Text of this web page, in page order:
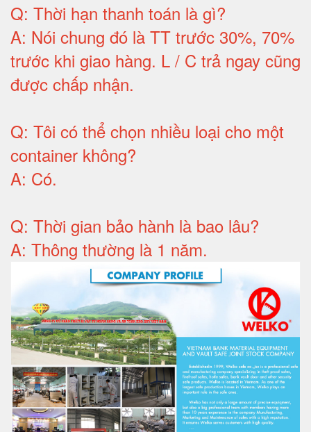
Q: Thời hạn thanh toán là gì?
A: Nói chung đó là TT trước 30%, 70%
trước khi giao hàng. L / C trả ngay cũng
được chấp nhận.
Q: Tôi có thể chọn nhiều loại cho một
container không?
A: Có.
Q: Thời gian bảo hành là bao lâu?
A: Thông thường là 1 năm.